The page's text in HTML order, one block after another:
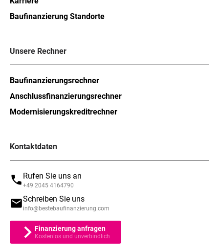
Baufinanzierung Standorte
Unsere Rechner
Baufinanzierungsrechner
Anschlussfinanzierungsrechner
Modernisierungskreditrechner
Kontaktdaten
Rufen Sie uns an
+49 2045 4164790
Schreiben Sie uns
info@bestebaufinanzierung.com
Finanzierung anfragen
Kostenlos und unverbindlich